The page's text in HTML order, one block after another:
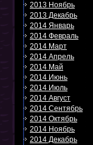
2013 Ноябрь
2013 Декабрь
2014 Январь
2014 Февраль
2014 Март
2014 Апрель
2014 Май
2014 Июнь
2014 Июль
2014 Август
2014 Сентябрь
2014 Октябрь
2014 Ноябрь
2014 Декабрь